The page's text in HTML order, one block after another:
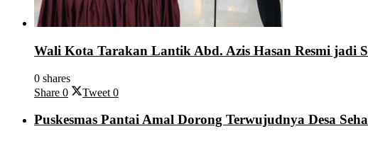
Wali Kota Tarakan Lantik Abd. Azis Hasan Resmi jadi
0 shares
Share 0 Tweet 0
Puskesmas Pantai Amal Dorong Terwujudnya Desa